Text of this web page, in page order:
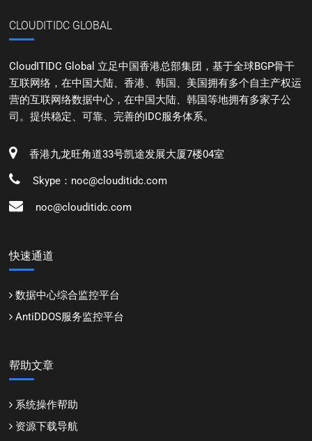
CLOUDITIDC GLOBAL
CloudITIDC Global 立足中国香港总部集团，基于全球BGP骨干
互联网络，在中国大陆、香港、韩国、美国拥有多个自主产权运
营的互联网络数据中心，在中国大陆、韩国等地拥有多家子公
司。提供稳定、可靠、完善的IDC服务体系。
香港九龙旺角道33号凯途发展大厦7楼04室
Skype：noc@clouditidc.com
noc@clouditidc.com
快速通道
数据中心综合监控平台
AntiDDOS服务监控平台
帮助文章
系统操作帮助
资源下载导航